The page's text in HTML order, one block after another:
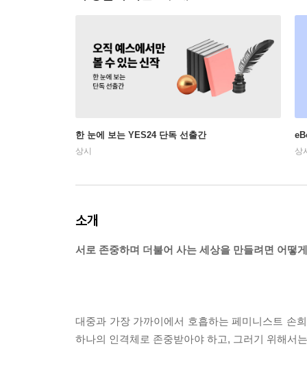
한 눈에 보는 YES24 단독 선출간
상시 상
소개
서로 존중하며 더불어 사는 세상을 만들려면 어떻
대중과 가장 가까이에서 호흡하는 페미니스트 손
하나의 인격체로 존중받아야 하고, 그러기 위해서